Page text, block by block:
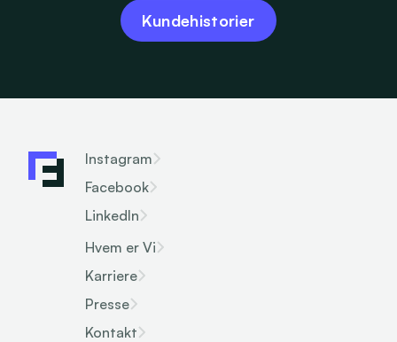
Kundehistorier
Instagram
Facebook
LinkedIn
Hvem er Vi
Karriere
Presse
Kontakt